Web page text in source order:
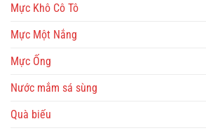
Mực Khô Cô Tô
Mực Một Nắng
Mực Ống
Nước mắm sá sùng
Quà biếu